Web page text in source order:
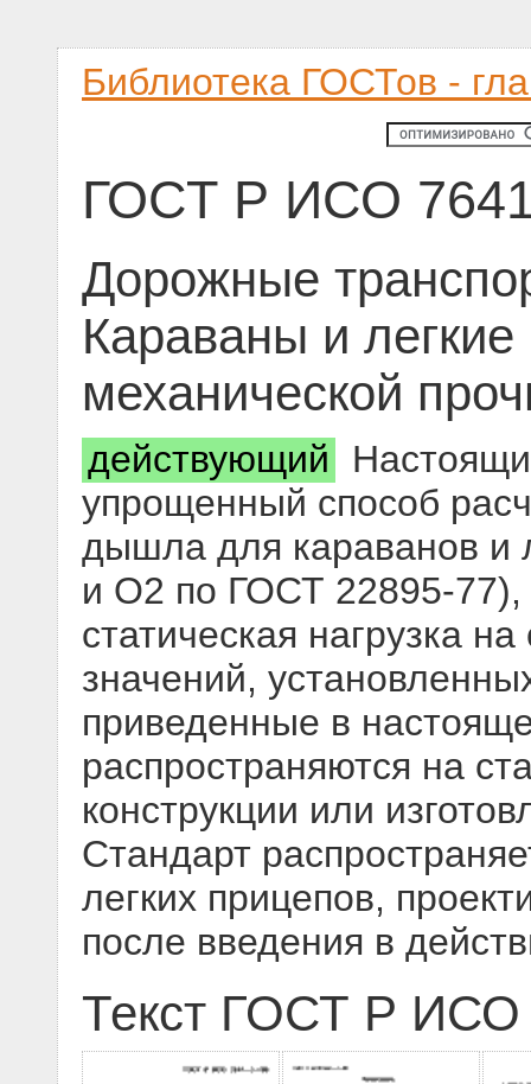
Библиотека ГОСТов -
ГОСТ Р ИСО
Дорожные
Караваны и
механической
действующий
упрощенный способ
дышла для караванов и
и О2 по ГОСТ 22895-77),
статическая нагрузка
значений,
приведенные в
распространяются на
конструкции или
Стандарт
легких прицепов,
после введения в
Текст ГОСТ Р ИСО